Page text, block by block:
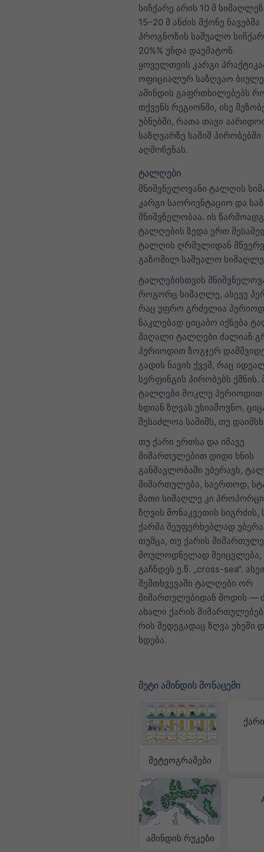
სიჩქარე არის 10 მ
15–20 მ ანძის მქონე ნავებმა
პროგნოზის საშუალო
20%% უნდა დაუმატონ.
ყოველთვის კარგი
ოფიციალურ საზღვაო
ამინდის გაფრთხილებებს
თქვენს რეგიონში, ისე
უბნებში, რათა თავი
საზღვარზე საშიშ პირობებში
აღმოჩენას.
ტალღები
მნიშვნელოვანი ტალღის
კარგი საორიენტაციო და
მნიშვნელობაა. ის
ტალღების ზედა ერთ
ტალღის ღრმულიდან
გაზომილ საშუალო
ტალღებისთვის
როგორც სიმაღლე, ასევე
რაც უფრო გრძელია
ნაკლებად ციცაბო იქნება
მაღალი ტალღები ძალიან
პერიოდით ზოგჯერ
გადის ნავის ქვეშ, რაც
სერფინგის პირობებს
ტალღები მოკლე პერიოდით
ხდიან ზღვას უსიამოვნო,
შესაძლოა საშიშს, თუ
თუ ქარი ერთსა და იმავე
მიმართულებით დიდი ხნის
განმავლობაში უბერავს,
მიმართულება, საერთოდ,
მათი სიმაღლე კი
ზღვის მონაკვეთის სიგრძის,
ქარმა შეუფერხებლად უბერა
თუმცა, თუ ქარის
მოულოდნელად შეიცვლება,
გაჩნდეს ე.წ. „cross-sea“.
შემთხვევაში ტალღები ორ
მიმართულებიდან მოდის —
ახალი ქარის
რის შედეგადაც ზღვა უხეში
ხდება.
მეტი ამინდის მონაცემი
მეტეოგრამები
ამინდის რუკები